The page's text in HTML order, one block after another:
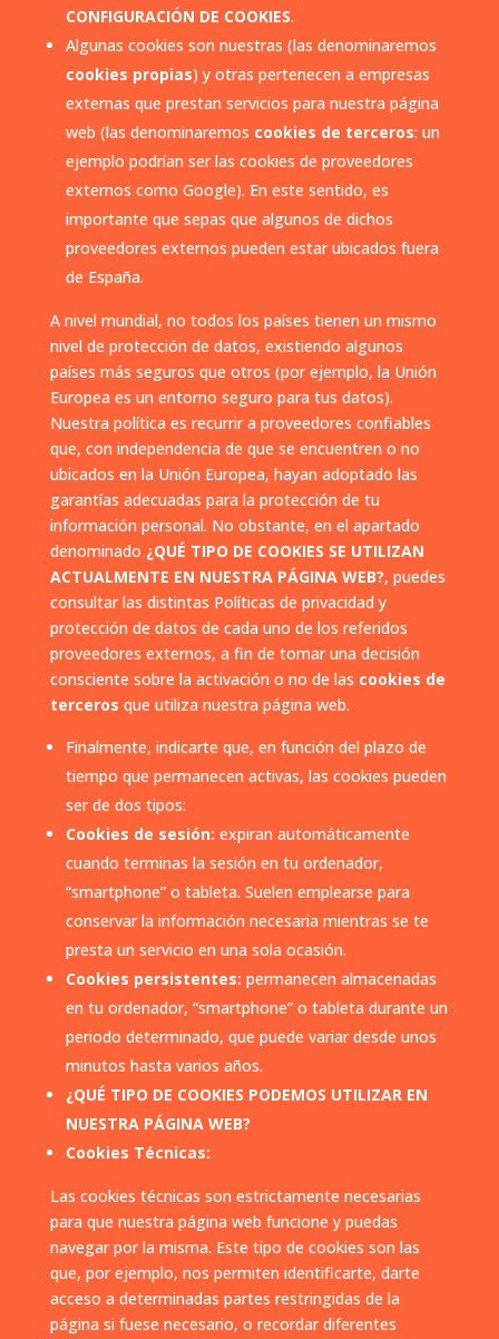
CONFIGURACIÓN DE COOKIES.
Algunas cookies son nuestras (las denominaremos
cookies propias) y otras pertenecen a empresas
externas que prestan servicios para nuestra página
web (las denominaremos cookies de terceros: un
ejemplo podrían ser las cookies de proveedores
externos como Google). En este sentido, es
importante que sepas que algunos de dichos
proveedores externos pueden estar ubicados fuera
de España.
A nivel mundial, no todos los países tienen un mismo
nivel de protección de datos, existiendo algunos
países más seguros que otros (por ejemplo, la Unión
Europea es un entorno seguro para tus datos).
Nuestra política es recurrir a proveedores confiables
que, con independencia de que se encuentren o no
ubicados en la Unión Europea, hayan adoptado las
garantías adecuadas para la protección de tu
información personal. No obstante, en el apartado
denominado ¿QUÉ TIPO DE COOKIES SE UTILIZAN
ACTUALMENTE EN NUESTRA PÁGINA WEB?, puedes
consultar las distintas Políticas de privacidad y
protección de datos de cada uno de los referidos
proveedores externos, a fin de tomar una decisión
consciente sobre la activación o no de las cookies de
terceros que utiliza nuestra página web.
Finalmente, indicarte que, en función del plazo de
tiempo que permanecen activas, las cookies pueden
ser de dos tipos:
Cookies de sesión: expiran automáticamente
cuando terminas la sesión en tu ordenador,
“smartphone” o tableta. Suelen emplearse para
conservar la información necesaria mientras se te
presta un servicio en una sola ocasión.
Cookies persistentes: permanecen almacenadas
en tu ordenador, “smartphone” o tableta durante un
periodo determinado, que puede variar desde unos
minutos hasta varios años.
¿QUÉ TIPO DE COOKIES PODEMOS UTILIZAR EN
NUESTRA PÁGINA WEB?
Cookies Técnicas:
Las cookies técnicas son estrictamente necesarias
para que nuestra página web funcione y puedas
navegar por la misma. Este tipo de cookies son las
que, por ejemplo, nos permiten identificarte, darte
acceso a determinadas partes restringidas de la
página si fuese necesario, o recordar diferentes